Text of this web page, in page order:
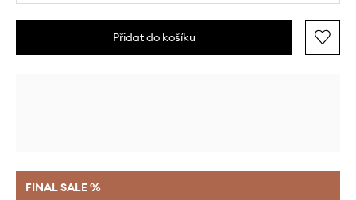
Přidat do košíku
FINAL SALE %